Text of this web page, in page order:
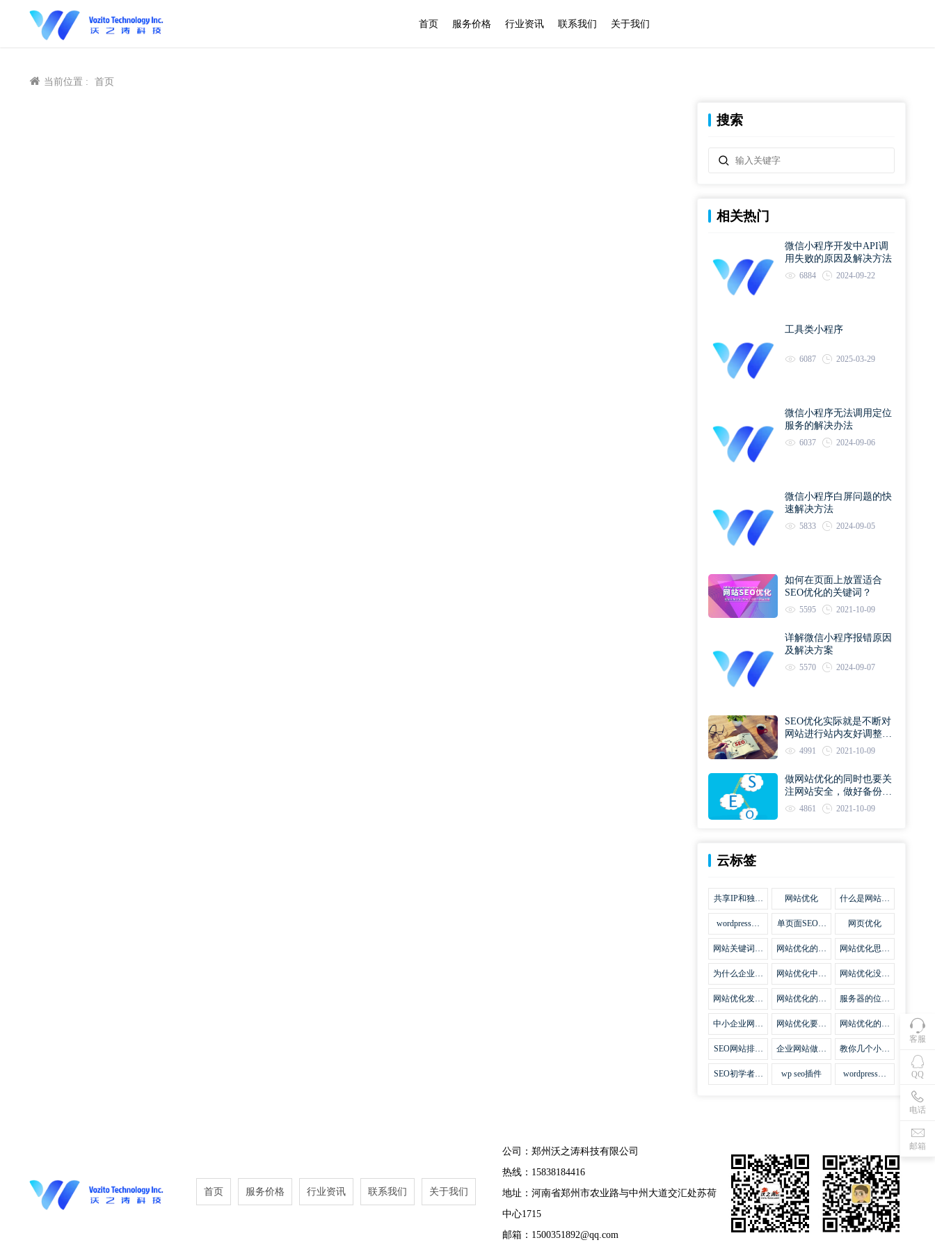
首页 服务价格 行业资讯 联系我们 关于我们
当前位置 : 首页
搜索
相关热门
微信小程序开发中API调
用失败的原因及解决方法
6884 2024-09-22
工具类小程序
6087 2025-03-29
微信小程序无法调用定位
服务的解决办法
6037 2024-09-06
微信小程序白屏问题的快
速解决方法
5833 2024-09-05
如何在页面上放置适合
SEO优化的关键词？
5595 2021-10-09
详解微信小程序报错原因
及解决方案
5570 2024-09-07
SEO优化实际就是不断对
网站进行站内友好调整直
到符合优化规则
4991 2021-10-09
做网站优化的同时也要关
注网站安全，做好备份工
作 4861 2021-10-09
云标签
共享IP和独立
网站优化
什么是网站优
wordpress网
集插件
单页面SEO网
网页优化
网站关键词优
么
网站优化的误
网站优化思路
要
为什么企业网
网站SEO优
网站优化中关
干问题
网站优化没有
味道
网站优化发挥
网站优化的费
服务器的位置
影响
中小企业网站
法
网站优化要不
网站优化的逆
SEO网站排名
法宝
企业网站做好
势
教你几个小技
页优化
SEO初学者，
wp seo插件
wordpress插
客服
QQ
电话
邮箱
首页 服务价格 行业资讯 联系我们 关于我们
公司：郑州沃之涛科技有限公司
热线：15838184416
地址：河南省郑州市农业路与中州大道交汇处苏荷
中心1715
邮箱：1500351892@qq.com